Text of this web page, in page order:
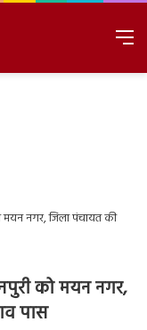
को मयन नगर,
पास